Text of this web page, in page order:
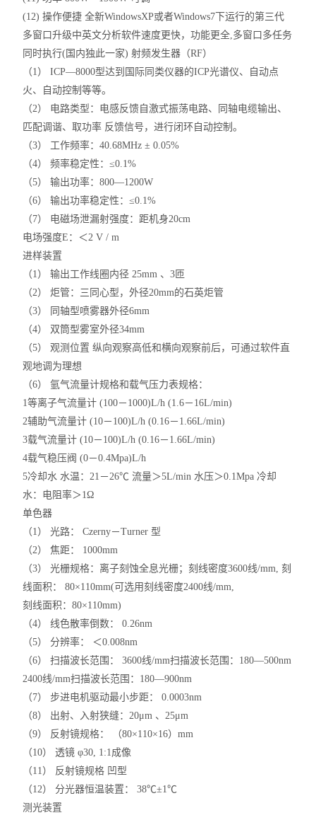
(12) 操作便捷 全新WindowsXP或者Windows7下运行的第三代
多窗口升级中英文分析软件速度更快，功能更全,多窗口多任务
同时执行(国内独此一家) 射频发生器（RF）
（1） ICP—8000型达到国际同类仪器的ICP光谱仪、自动点
火、自动控制等等。
（2） 电路类型：电感反馈自激式振荡电路、同轴电缆输出、
匹配调谐、取功率 反馈信号，进行闭环自动控制。
（3） 工作频率：40.68MHz ± 0.05%
（4） 频率稳定性：≤0.1%
（5） 输出功率：800—1200W
（6） 输出功率稳定性：≤0.1%
（7） 电磁场泄漏射强度：距机身20cm
电场强度E：＜2 V / m
进样装置
（1） 输出工作线圈内径 25mm 、3匝
（2） 炬管：三同心型，外径20mm的石英炬管
（3） 同轴型喷雾器外径6mm
（4） 双筒型雾室外径34mm
（5） 观测位置 纵向观察高低和横向观察前后，可通过软件直
观地调为理想
（6） 氩气流量计规格和载气压力表规格：
1等离子气流量计 (100－1000)L/h (1.6－16L/min)
2辅助气流量计 (10－100)L/h (0.16－1.66L/min)
3载气流量计 (10－100)L/h (0.16－1.66L/min)
4载气稳压阀 (0－0.4Mpa)L/h
5冷却水 水温：21－26℃ 流量＞5L/min 水压＞0.1Mpa 冷却
水：电阻率＞1Ω
单色器
（1） 光路： Czerny－Turner 型
（2） 焦距： 1000mm
（3） 光栅规格：离子刻蚀全息光栅；刻线密度3600线/mm, 刻
线面积： 80×110mm(可选用刻线密度2400线/mm,
刻线面积：80×110mm)
（4） 线色散率倒数： 0.26nm
（5） 分辨率： ＜0.008nm
（6） 扫描波长范围： 3600线/mm扫描波长范围：180—500nm
2400线/mm扫描波长范围：180—900nm
（7） 步进电机驱动最小步距： 0.0003nm
（8） 出射、入射狭缝：20μm 、25μm
（9） 反射镜规格： （80×110×16）mm
（10） 透镜 φ30, 1:1成像
（11） 反射镜规格 凹型
（12） 分光器恒温装置： 38℃±1℃
测光装置